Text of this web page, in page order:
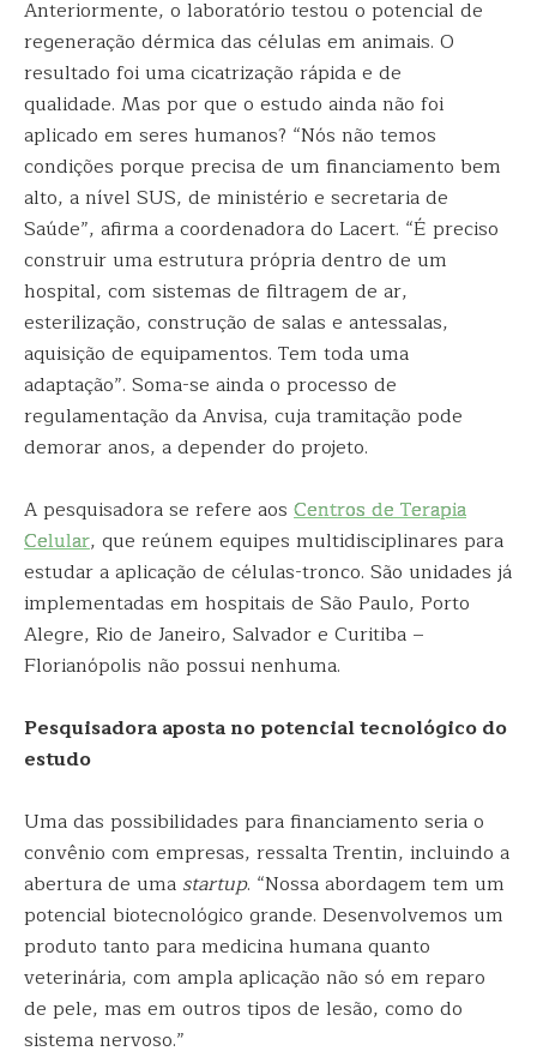
Anteriormente, o laboratório testou o potencial de
regeneração dérmica das células em animais. O
resultado foi uma cicatrização rápida e de
qualidade. Mas por que o estudo ainda não foi
aplicado em seres humanos? “Nós não temos
condições porque precisa de um financiamento bem
alto, a nível SUS, de ministério e secretaria de
Saúde”, afirma a coordenadora do Lacert. “É preciso
construir uma estrutura própria dentro de um
hospital, com sistemas de filtragem de ar,
esterilização, construção de salas e antessalas,
aquisição de equipamentos. Tem toda uma
adaptação”. Soma-se ainda o processo de
regulamentação da Anvisa, cuja tramitação pode
demorar anos, a depender do projeto.
A pesquisadora se refere aos Centros de Terapia
Celular, que reúnem equipes multidisciplinares para
estudar a aplicação de células-tronco. São unidades já
implementadas em hospitais de São Paulo, Porto
Alegre, Rio de Janeiro, Salvador e Curitiba –
Florianópolis não possui nenhuma.
Pesquisadora aposta no potencial tecnológico do
estudo
Uma das possibilidades para financiamento seria o
convênio com empresas, ressalta Trentin, incluindo a
abertura de uma startup. “Nossa abordagem tem um
potencial biotecnológico grande. Desenvolvemos um
produto tanto para medicina humana quanto
veterinária, com ampla aplicação não só em reparo
de pele, mas em outros tipos de lesão, como do
sistema nervoso.”